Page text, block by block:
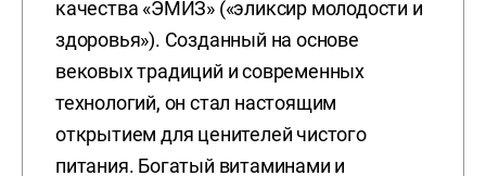
качества «ЭМИЗ» («эликсир молодости и
здоровья»). Созданный на основе
вековых традиций и современных
технологий, он стал настоящим
открытием для ценителей чистого
питания. Богатый витаминами и